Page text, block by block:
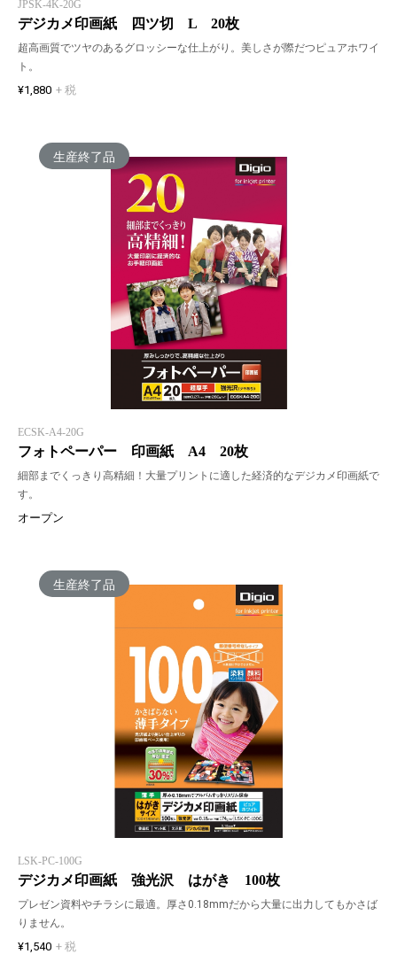
JPSK-4K-20G
デジカメ印画紙 四ツ切 L 20枚
超高画質でツヤのあるグロッシーな仕上がり。美しさが際だつピュアホワイ
ト。
¥1,880 + 税
生産終了品
ECSK-A4-20G
フォトペーパー 印画紙 A4 20枚
細部までくっきり高精細！大量プリントに適した経済的なデジカメ印画紙で
す。
オープン
生産終了品
LSK-PC-100G
デジカメ印画紙 強光沢 はがき 100枚
プレゼン資料やチラシに最適。厚さ0.18mmだから大量に出力してもかさば
りません。
¥1,540 + 税